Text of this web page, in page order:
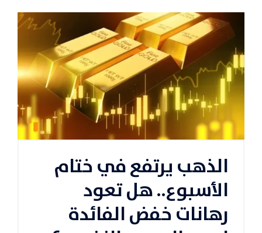
الذهب يرتفع في ختام
الأسبوع.. هل تعود
رهانات خفض الفائدة